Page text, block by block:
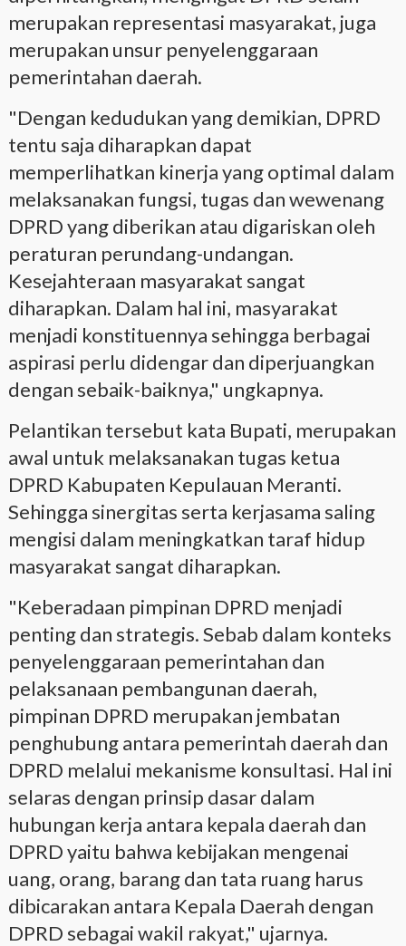
merupakan representasi masyarakat, juga
merupakan unsur penyelenggaraan
pemerintahan daerah.
"Dengan kedudukan yang demikian, DPRD
tentu saja diharapkan dapat
memperlihatkan kinerja yang optimal dalam
melaksanakan fungsi, tugas dan wewenang
DPRD yang diberikan atau digariskan oleh
peraturan perundang-undangan.
Kesejahteraan masyarakat sangat
diharapkan. Dalam hal ini, masyarakat
menjadi konstituennya sehingga berbagai
aspirasi perlu didengar dan diperjuangkan
dengan sebaik-baiknya," ungkapnya.
Pelantikan tersebut kata Bupati, merupakan
awal untuk melaksanakan tugas ketua
DPRD Kabupaten Kepulauan Meranti.
Sehingga sinergitas serta kerjasama saling
mengisi dalam meningkatkan taraf hidup
masyarakat sangat diharapkan.
"Keberadaan pimpinan DPRD menjadi
penting dan strategis. Sebab dalam konteks
penyelenggaraan pemerintahan dan
pelaksanaan pembangunan daerah,
pimpinan DPRD merupakan jembatan
penghubung antara pemerintah daerah dan
DPRD melalui mekanisme konsultasi. Hal ini
selaras dengan prinsip dasar dalam
hubungan kerja antara kepala daerah dan
DPRD yaitu bahwa kebijakan mengenai
uang, orang, barang dan tata ruang harus
dibicarakan antara Kepala Daerah dengan
DPRD sebagai wakil rakyat," ujarnya.